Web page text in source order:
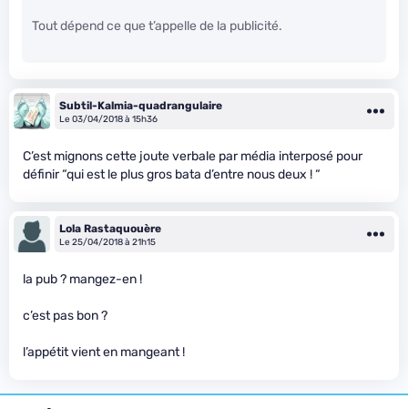
Tout dépend ce que t’appelle de la publicité.
Subtil-Kalmia-quadrangulaire
Le 03/04/2018 à 15h36
C’est mignons cette joute verbale par média interposé pour
définir “qui est le plus gros bata d’entre nous deux ! “
Lola Rastaquouère
Le 25/04/2018 à 21h15
la pub ? mangez-en !
c’est pas bon ?
l’appétit vient en mangeant !